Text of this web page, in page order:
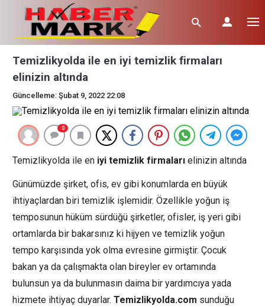
Temizlikyolda ile en iyi temizlik firmaları
elinizin altında
Güncelleme: Şubat 9, 2022 22:08
0
Temizlikyolda ile en iyi temizlik firmaları elinizin altında
Günümüzde şirket, ofis, ev gibi konumlarda en büyük
ihtiyaçlardan biri temizlik işlemidir. Özellikle yoğun iş
temposunun hüküm sürdüğü şirketler, ofisler, iş yeri gibi
ortamlarda bir bakarsınız ki hijyen ve temizlik yoğun
tempo karşısında yok olma evresine girmiştir. Çocuk
bakan ya da çalışmakta olan bireyler ev ortamında
bulunsun ya da bulunmasın daima bir yardımcıya yada
hizmete ihtiyaç duyarlar. Temizlikyolda.com sunduğu